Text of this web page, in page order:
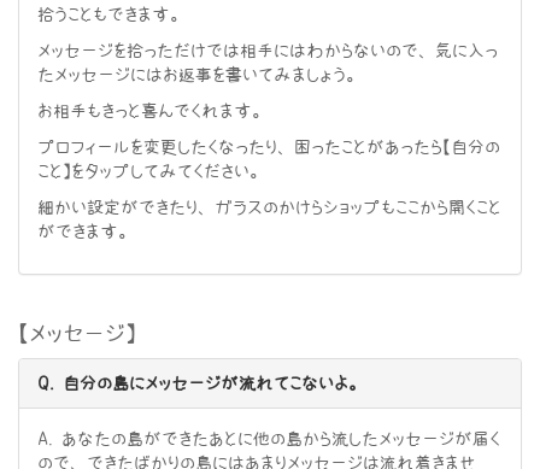
拾うこともできます。
メッセージを拾っただけでは相手にはわからないので、気に入っ
たメッセージにはお返事を書いてみましょう。
お相手もきっと喜んでくれます。
プロフィールを変更したくなったり、困ったことがあったら【自分の
こと】をタップしてみてください。
細かい設定ができたり、ガラスのかけらショップもここから開くこと
ができます。
【メッセージ】
Q. 自分の島にメッセージが流れてこないよ。
A. あなたの島ができたあとに他の島から流したメッセージが届く
ので、できたばかりの島にはあまりメッセージは流れ着きませ